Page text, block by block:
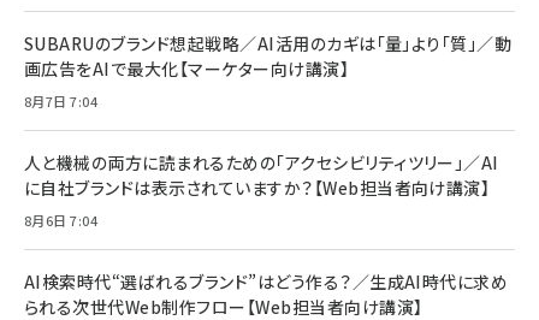
￥880
ママ投資家が育休中に１億貯めた株式投資
組織の成果を最大化する ルールのデザイン
￥1,980
Amazonランキングをもっと見る
￥6,980
全ワイヤレスイヤホン/アクティブノイズキャンセリ
技術基準適合】ブラック
￥5,990
ケーブル Anker絡まないケーブル 240W 結束バン
ド付き USB PD対応 シリコン素材採用 iPhone
17 / 16 / 15 / Galaxy iPad Pro MacBook
Pro/Air 各種対応 (1.8m ミッドナイトブラック)
￥1,890
Pro/Air 各種対応 (1.8m ミッドナイトブラック)
￥1,890
サッポロ 生ビール 黒ラベル 350ml 缶 24本 ビー
ル ケース買い【6/30応募〆切! 黒ラベルビヤセラー
￥4,857
SUBARUのブランド想起戦略／AI活用のカギは「量」より「質」／動
画広告をAIで最大化【マーケター向け講演】
8月7日 7:04
人と機械の両方に読まれるための「アクセシビリティツリー」／AI
に自社ブランドは表示されていますか？【Web担当者向け講演】
8月6日 7:04
AI検索時代“選ばれるブランド”はどう作る？／生成AI時代に求め
られる次世代Web制作フロー【Web担当者向け講演】